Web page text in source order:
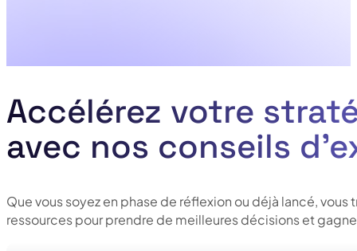
Accélérez votre
avec nos conseils
Que vous soyez en phase de réflexion ou déjà lancé, vous
ressources pour prendre de meilleures décisions et